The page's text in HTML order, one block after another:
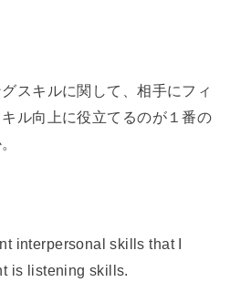
スキルに関して、相手にフィ
ル向上に役立てるのが１番の
interpersonal skills that I
is listening skills.